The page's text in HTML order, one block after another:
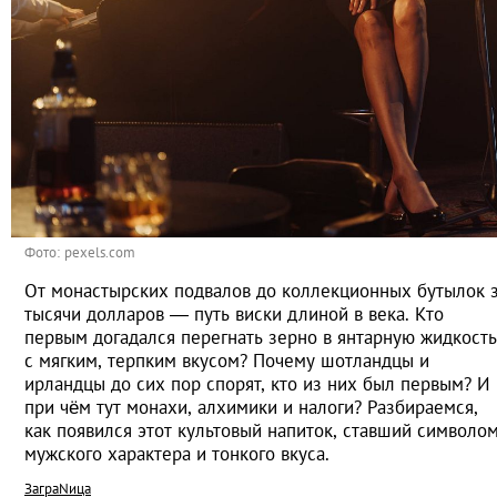
Фото: pexels.com
От монастырских подвалов до коллекционных бутылок
тысячи долларов — путь виски длиной в века. Кто
первым догадался перегнать зерно в янтарную жидкость
с мягким, терпким вкусом? Почему шотландцы и
ирландцы до сих пор спорят, кто из них был первым? И
при чём тут монахи, алхимики и налоги? Разбираемся,
как появился этот культовый напиток, ставший
мужского характера и тонкого вкуса.
ЗаграNица